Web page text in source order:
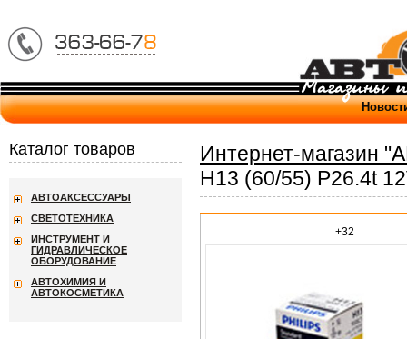
Интернет-магазин
H13 (60/55) P26.4t
+32
Каталог товаров
АВТОАКСЕССУАРЫ
СВЕТОТЕХНИКА
ИНСТРУМЕНТ И
ГИДРАВЛИЧЕСКОЕ
ОБОРУДОВАНИЕ
АВТОХИМИЯ И
АВТОКОСМЕТИКА